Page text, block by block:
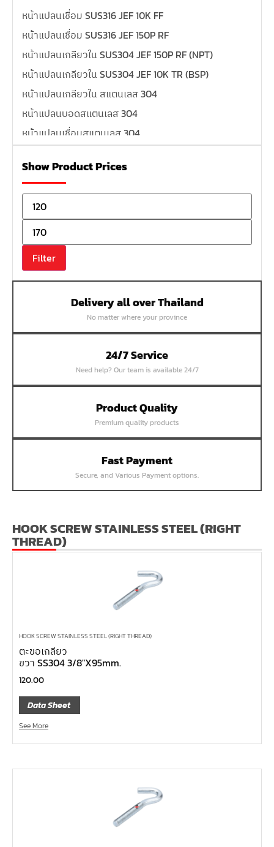
หน้าแปลนเชื่อม SUS316 JEF 10K FF
หน้าแปลนเชื่อม SUS316 JEF 150P RF
หน้าแปลนเกลียวใน SUS304 JEF 150P RF (NPT)
หน้าแปลนเกลียวใน SUS304 JEF 10K TR (BSP)
หน้าแปลนเกลียวใน สแตนเลส 304
หน้าแปลนบอดสแตนเลส 304
หน้าแปลนเชื่อมสแตนเลส 304
หน้าแปลนเหล็กคอสูง
หน้าแปลนเชื่อมเหล็กสลิปออน
หน้าแปลนเชื่อมเหล็กบอด
หน้าแปลนเชื่อมบอด SUS304 JEF 300P RF
หน้าแปลนเชื่อมบอด SUS304 JEF PN40 RF
หน้าแปลนเชื่อมบอด SUS304 JEF PN16 RF
หน้าแปลนเชื่อมบอด SUS304 JEF 10K FF
หน้าแปลนเชื่อมบอด SUS304 JEF 5K FF
หน้าแปลนเชื่อมบอด SUS304 JEF 150P RF
หน้าแปลนสลิปออน SUS304 JEF 300P SORF
หน้าแปลนเชื่อม SUS304 JEF PN40 RF
หน้าแปลนเชื่อม SUS304 JEF PN25 RF
หน้าแปลนเชื่อม SUS304 JEF PN16 RF
หน้าแปลนเชื่อม SUS304 JEF 20K FF
หน้าแปลนเชื่อม SUS304 JEF 300P RF
หน้าแปลนเชื่อม SUS304 JEF 150P RF
หน้าแปลนเหล็กเกลียวใน JEF PN16
หน้าแปลนเหล็กเกลียวใน JEF 10K TR
หน้าแปลนเหล็กสวมเชื่อม JEF SWRF 150P
หน้าแปลนเหล็กคอสูง JEF WNRF 300P
หน้าแปลนเหล็กคอสูง JEF WNRF PN40
หน้าแปลนเหล็กคอสูง JEF WNRF PN16
หน้าแปลนเหล็กคอสูง JEF WNRF 150P
หน้าแปลนเหล็กบอด JEF 10K FF ชุบกัลวาไนซ์
หน้าแปลนเชื่อมเหล็ก JEF 150P RF ชุบกัลวาไนซ์
หน้าแปลนเชื่อมเหล็ก JEF PN16 RF
Show Product Prices
Filter
Delivery all over Thailand
No matter where your province
24/7 Service
Need help? Our team is available 24/7
Product Quality
Premium quality products
Fast Payment
Secure, and Various Payment options.
HOOK SCREW STAINLESS STEEL (RIGHT
THREAD)
HOOK SCREW STAINLESS STEEL (RIGHT THREAD)
ตะขอเกลียว
ขวา SS304 3/8″X95mm.
120.00
Data Sheet
See More